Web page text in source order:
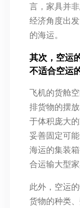
言，家具并
经济角度出
的海运。
其次，空运
不适合空运
飞机的货舱
排货物的摆
于体积庞大
妥善固定可
海运的集装
合运输大型家
此外，空运
货物的种类